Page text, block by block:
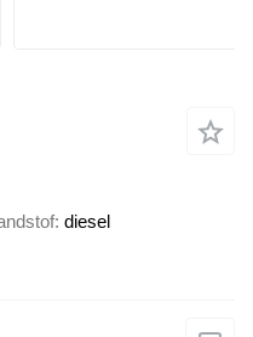
diesel